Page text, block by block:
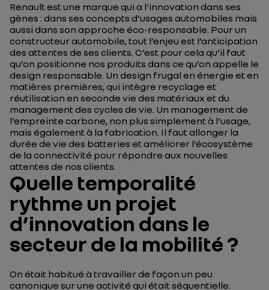
Renault est une marque qui a l’innovation dans ses
gènes : dans ses concepts d’usages automobiles mais
aussi dans son approche éco-responsable. Pour un
constructeur automobile, tout l’enjeu est l’anticipation
des attentes de ses clients. C’est pour cela qu’il faut
qu’on positionne nos produits dans ce qu’on appelle le
design responsable. Un design frugal en énergie et en
matières premières, qui intègre recyclage et
réutilisation en seconde vie des matériaux et du
management des cycles de vie. Un management de
l’empreinte carbone, non plus simplement à l’usage,
mais également à la fabrication. Il faut allonger la
durée de vie des batteries et améliorer l’écosystème
de la connectivité pour répondre aux nouvelles
attentes de nos clients.
Quelle temporalité
rythme un projet
d’innovation dans le
secteur de la mobilité ?
On était habitué à travailler de façon un peu
canonique sur une activité qui était séquentielle.